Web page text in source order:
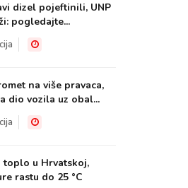
dizel pojeftinili, UNP
pogledajte...
na više pravaca,
dio vozila uz obal...
toplo u Hrvatskoj,
rastu do 25 °C